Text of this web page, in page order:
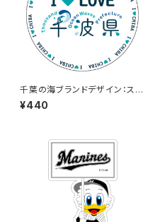
千葉の海ブランドデザイン：ステ
ッカー3
¥440